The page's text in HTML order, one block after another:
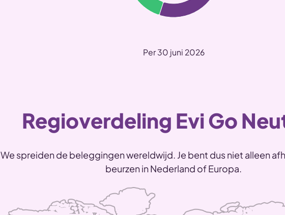
Per 30 juni 2026
Regioverdeling Evi Go
We spreiden de beleggingen wereldwijd. Je bent dus niet alleen
beurzen in Nederland of Europa.